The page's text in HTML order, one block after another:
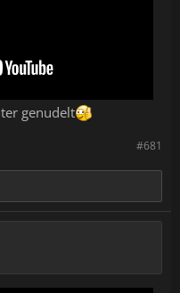
genudelt
#681